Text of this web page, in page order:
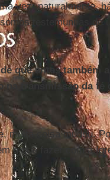
vez: naturalmente,
testemunhas de
que antes também
na transmissão da fé
muita coisa mudou.
o que fazer com a